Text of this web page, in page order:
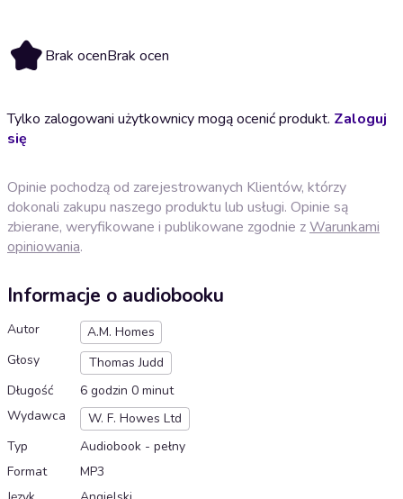
Brak ocenBrak ocen
Tylko zalogowani użytkownicy mogą ocenić produkt. Zaloguj
się
Opinie pochodzą od zarejestrowanych Klientów, którzy
dokonali zakupu naszego produktu lub usługi. Opinie są
zbierane, weryfikowane i publikowane zgodnie zWarunkami
opiniowania.
Informacje o audiobooku
Autor
A.M. Homes
Głosy
Thomas Judd
Długość
6 godzin 0 minut
Wydawca
W. F. Howes Ltd
Typ
Audiobook - pełny
Format
MP3